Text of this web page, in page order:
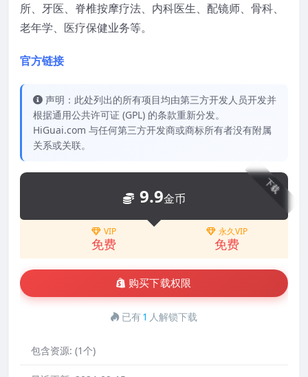
所、牙医、脊椎按摩疗法、内科医生、配镜师、骨科、
老年学、医疗保健业务等。
官方链接
声明：此处列出的所有项目均由第三方开发人员开发并
根据通用公共许可证 (GPL) 的条款重新分发。
HiGuai.com 与任何第三方开发商或商标所有者没有附属
关系或关联。
下载
9.9金币
VIP
免费
永久VIP
免费
购买下载权限
已有1 人解锁下载
包含资源: (1个)